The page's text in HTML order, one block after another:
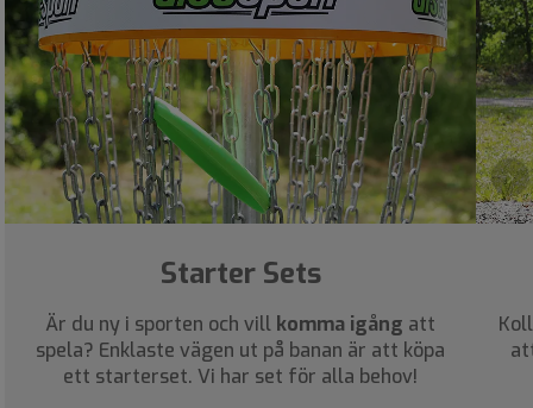
›
Starter Sets
Är du ny i sporten och vill komma igång att
spela? Enklaste vägen ut på banan är att köpa
ett starterset. Vi har set för alla behov!